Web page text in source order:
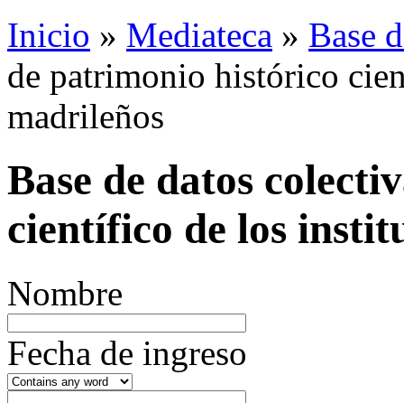
Inicio » Mediateca » Base
de patrimonio histórico
madrileños
Base de datos
científico de los
Nombre
Fecha de ingreso